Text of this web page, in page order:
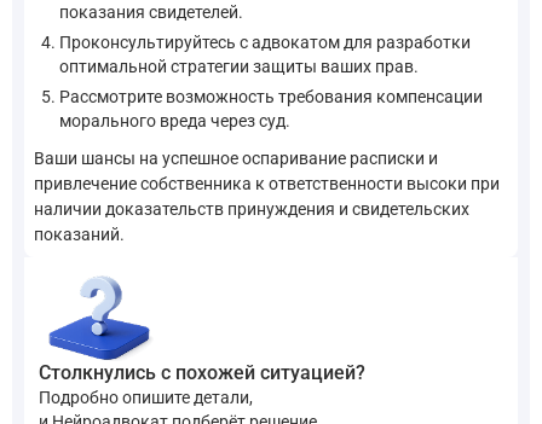
показания свидетелей.
Проконсультируйтесь с адвокатом для разработки
оптимальной стратегии защиты ваших прав.
Рассмотрите возможность требования компенсации
морального вреда через суд.
Ваши шансы на успешное оспаривание расписки и
привлечение собственника к ответственности высоки при
наличии доказательств принуждения и свидетельских
показаний.
Столкнулись с похожей ситуацией?
Подробно опишите детали,